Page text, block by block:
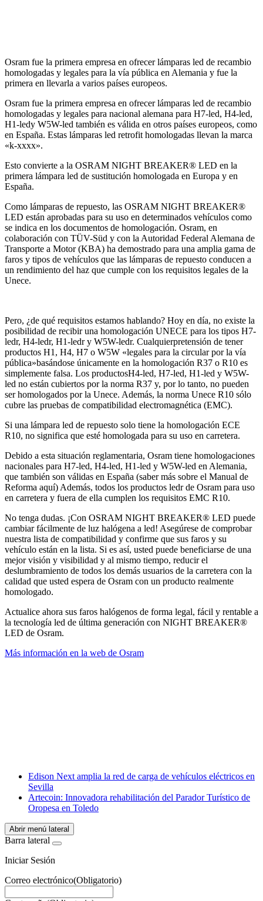
WhatsApp
Osram fue la primera empresa en ofrecer lámparas led de recambio
homologadas y legales para la vía pública en Alemania y fue la
primera en llevarla a varios países europeos.
Osram fue la primera empresa en ofrecer lámparas led de recambio
homologadas y legales para nacional alemana para H7-led, H4-led,
H1-ledy W5W-led también es válida en otros países europeos, como
en España. Estas lámparas led retrofit homologadas llevan la marca
«k-xxxx».
Esto convierte a la OSRAM NIGHT BREAKER® LED en la
primera lámpara led de sustitución homologada en Europa y en
España.
Como lámparas de repuesto, las OSRAM NIGHT BREAKER®
LED están aprobadas para su uso en determinados vehículos como
se indica en los documentos de homologación. Osram, en
colaboración con TÜV-Süd y con la Autoridad Federal Alemana de
Transporte a Motor (KBA) ha demostrado para una amplia gama de
faros y tipos de vehículos que las lámparas de repuesto conducen a
un rendimiento del haz que cumple con los requisitos legales de la
Unece.
Pero, ¿de qué requisitos estamos hablando? Hoy en día, no existe la
posibilidad de recibir una homologación UNECE para los tipos H7-
ledr, H4-ledr, H1-ledr y W5W-ledr. Cualquierpretensión de tener
productos H1, H4, H7 o W5W «legales para la circular por la vía
pública»basándose únicamente en la homologación R37 o R10 es
simplemente falsa. Los productosH4-led, H7-led, H1-led y W5W-
led no están cubiertos por la norma R37 y, por lo tanto, no pueden
ser homologados por la Unece. Además, la norma Unece R10 sólo
cubre las pruebas de compatibilidad electromagnética (EMC).
Si una lámpara led de repuesto solo tiene la homologación ECE
R10, no significa que esté homologada para su uso en carretera.
Debido a esta situación reglamentaria, Osram tiene homologaciones
nacionales para H7-led, H4-led, H1-led y W5W-led en Alemania,
que también son válidas en España (saber más sobre el Manual de
Reforma aquí) Además, todos los productos ledr de Osram para uso
en carretera y fuera de ella cumplen los requisitos EMC R10.
No tenga dudas. ¡Con OSRAM NIGHT BREAKER® LED puede
cambiar fácilmente de luz halógena a led! Asegúrese de comprobar
nuestra lista de compatibilidad y confirme que sus faros y su
vehículo están en la lista. Si es así, usted puede beneficiarse de una
mejor visión y visibilidad y al mismo tiempo, reducir el
deslumbramiento de todos los demás usuarios de la carretera con la
calidad que usted espera de Osram con un producto realmente
homologado.
Actualice ahora sus faros halógenos de forma legal, fácil y rentable a
la tecnología led de última generación con NIGHT BREAKER®
LED de Osram.
Más información en la web de Osram
WhatsApp
Edison Next amplia la red de carga de vehículos eléctricos en
Sevilla
Artecoin: Innovadora rehabilitación del Parador Turístico de
Oropesa en Toledo
Abrir menú lateral
Barra lateral
Iniciar Sesión
Correo electrónico(Obligatorio)